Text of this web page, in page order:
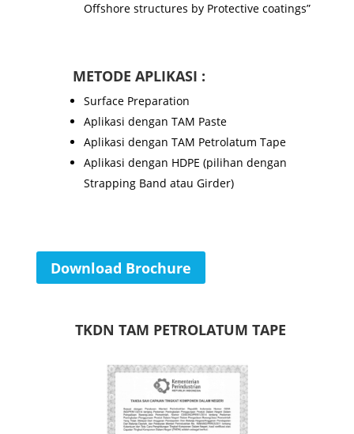
Offshore structures by Protective coatings”
METODE APLIKASI :
Surface Preparation
Aplikasi dengan TAM Paste
Aplikasi dengan TAM Petrolatum Tape
Aplikasi dengan HDPE (pilihan dengan
Strapping Band atau Girder)
Download Brochure
TKDN TAM PETROLATUM TAPE